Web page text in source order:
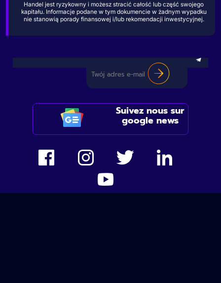
Handel jest ryzykowny i możesz stracić całość lub część swojego
kapitału. Informacje podane w tym dokumencie w żadnym wypadku
nie stanowią porady finansowej i/lub rekomendacji inwestycyjnej.
Suivez nous sur
google news